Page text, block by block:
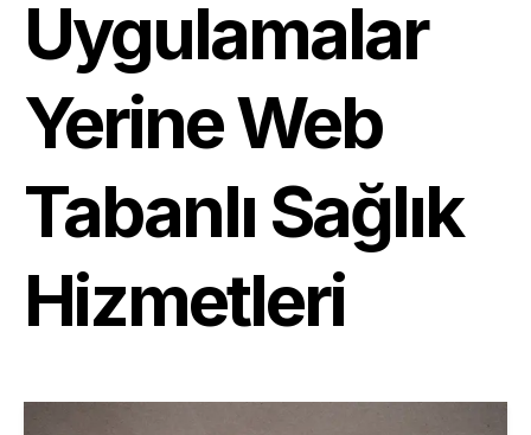
Uygulamalar
Yerine Web
Tabanlı Sağlık
Hizmetleri